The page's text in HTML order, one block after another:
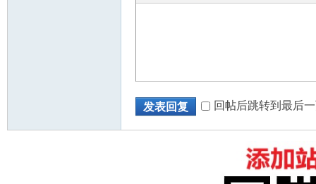
发表回复 回帖后跳转到最后